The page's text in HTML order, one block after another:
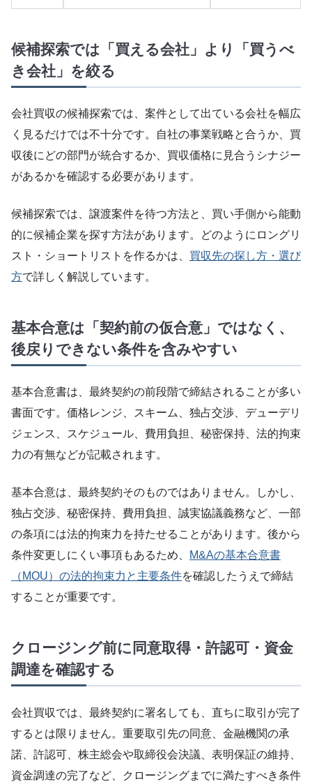
候補探索では「買える会社」より「買うべ
き会社」を絞る
会社買収の候補探索では、案件として出ている会社を幅広
く見るだけでは不十分です。自社の事業戦略と合うか、買
収後にどの部門が統合するか、買収価格に見合うシナジー
があるかを確認する必要があります。
候補探索では、譲渡案件を待つ方法と、買い手側から能動
的に候補企業を探す方法があります。どのようにロングリ
スト・ショートリストを作るかは、 買収先の探し方・選び
方で詳しく解説しています。
基本合意は「契約前の仮合意」ではなく、
後戻りできない条件を含みやすい
基本合意書は、最終契約の前段階で締結されることが多い
書面です。価格レンジ、スキーム、独占交渉、デューデリ
ジェンス、スケジュール、費用負担、秘密保持、法的拘束
力の有無などが記載されます。
基本合意は、最終契約そのものではありません。しかし、
独占交渉、秘密保持、費用負担、誠実協議義務など、一部
の条項には法的拘束力を持たせることがあります。後から
条件変更しにくい事項もあるため、
M&Aの基本合意書
（MOU）の法的拘束力と主要条件を確認したうえで締結
することが重要です。
クロージング前に同意取得・許認可・資金
調達を確認する
会社買収では、最終契約に署名しても、直ちに取引が完了
するとは限りません。重要取引先の同意、金融機関の承
諾、許認可、株主総会や取締役会決議、表明保証の維持、
資金調達の完了など、クロージングまでに満たすべき条件